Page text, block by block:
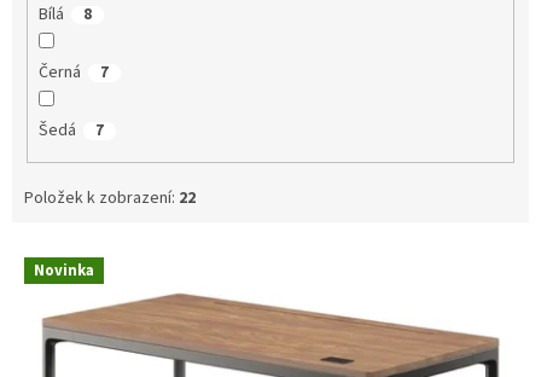
Bílá 8
Černá 7
Šedá 7
Položek k zobrazení: 22
V Novinka